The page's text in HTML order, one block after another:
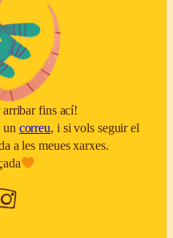
fins ací!
un correu, i si vols seguir el
a les meues xarxes.